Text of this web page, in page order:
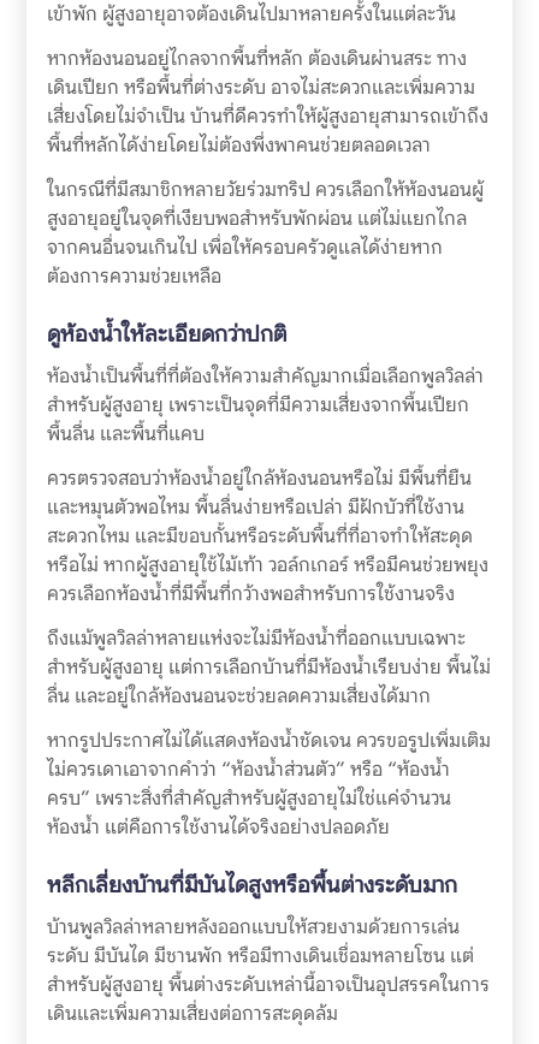
เข้าพัก ผู้สูงอายุอาจต้องเดินไปมาหลายครั้งในแต่ละวัน
หากห้องนอนอยู่ไกลจากพื้นที่หลัก ต้องเดินผ่านสระ ทาง
เดินเปียก หรือพื้นที่ต่างระดับ อาจไม่สะดวกและเพิ่มความ
เสี่ยงโดยไม่จำเป็น บ้านที่ดีควรทำให้ผู้สูงอายุสามารถเข้าถึง
พื้นที่หลักได้ง่ายโดยไม่ต้องพึ่งพาคนช่วยตลอดเวลา
ในกรณีที่มีสมาชิกหลายวัยร่วมทริป ควรเลือกให้ห้องนอนผู้
สูงอายุอยู่ในจุดที่เงียบพอสำหรับพักผ่อน แต่ไม่แยกไกล
จากคนอื่นจนเกินไป เพื่อให้ครอบครัวดูแลได้ง่ายหาก
ต้องการความช่วยเหลือ
ดูห้องน้ำให้ละเอียดกว่าปกติ
ห้องน้ำเป็นพื้นที่ที่ต้องให้ความสำคัญมากเมื่อเลือกพูลวิลล่า
สำหรับผู้สูงอายุ เพราะเป็นจุดที่มีความเสี่ยงจากพื้นเปียก
พื้นลื่น และพื้นที่แคบ
ควรตรวจสอบว่าห้องน้ำอยู่ใกล้ห้องนอนหรือไม่ มีพื้นที่ยืน
และหมุนตัวพอไหม พื้นลื่นง่ายหรือเปล่า มีฝักบัวที่ใช้งาน
สะดวกไหม และมีขอบกั้นหรือระดับพื้นที่ที่อาจทำให้สะดุด
หรือไม่ หากผู้สูงอายุใช้ไม้เท้า วอล์กเกอร์ หรือมีคนช่วยพยุง
ควรเลือกห้องน้ำที่มีพื้นที่กว้างพอสำหรับการใช้งานจริง
ถึงแม้พูลวิลล่าหลายแห่งจะไม่มีห้องน้ำที่ออกแบบเฉพาะ
สำหรับผู้สูงอายุ แต่การเลือกบ้านที่มีห้องน้ำเรียบง่าย พื้นไม่
ลื่น และอยู่ใกล้ห้องนอนจะช่วยลดความเสี่ยงได้มาก
หากรูปประกาศไม่ได้แสดงห้องน้ำชัดเจน ควรขอรูปเพิ่มเติม
ไม่ควรเดาเอาจากคำว่า “ห้องน้ำส่วนตัว” หรือ “ห้องน้ำ
ครบ” เพราะสิ่งที่สำคัญสำหรับผู้สูงอายุไม่ใช่แค่จำนวน
ห้องน้ำ แต่คือการใช้งานได้จริงอย่างปลอดภัย
หลีกเลี่ยงบ้านที่มีบันไดสูงหรือพื้นต่างระดับมาก
บ้านพูลวิลล่าหลายหลังออกแบบให้สวยงามด้วยการเล่น
ระดับ มีบันได มีชานพัก หรือมีทางเดินเชื่อมหลายโซน แต่
สำหรับผู้สูงอายุ พื้นต่างระดับเหล่านี้อาจเป็นอุปสรรคในการ
เดินและเพิ่มความเสี่ยงต่อการสะดุดล้ม